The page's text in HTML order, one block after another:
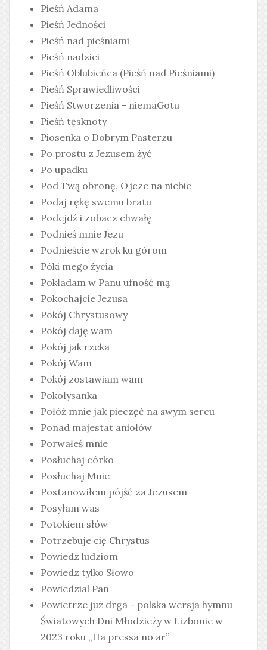
Pieśń Adama
Pieśń Jedności
Pieśń nad pieśniami
Pieśń nadziei
Pieśń Oblubieńca (Pieśń nad Pieśniami)
Pieśń Sprawiedliwości
Pieśń Stworzenia - niemaGotu
Pieśń tęsknoty
Piosenka o Dobrym Pasterzu
Po prostu z Jezusem żyć
Po upadku
Pod Twą obronę, Ojcze na niebie
Podaj rękę swemu bratu
Podejdź i zobacz chwałę
Podnieś mnie Jezu
Podnieście wzrok ku górom
Póki mego życia
Pokładam w Panu ufność mą
Pokochajcie Jezusa
Pokój Chrystusowy
Pokój daję wam
Pokój jak rzeka
Pokój Wam
Pokój zostawiam wam
Pokołysanka
Połóż mnie jak pieczęć na swym sercu
Ponad majestat aniołów
Porwałeś mnie
Posłuchaj córko
Posłuchaj Mnie
Postanowiłem pójść za Jezusem
Posyłam was
Potokiem słów
Potrzebuje cię Chrystus
Powiedz ludziom
Powiedz tylko Słowo
Powiedzial Pan
Powietrze już drga - polska wersja hymnu
Światowych Dni Młodzieży w Lizbonie w
2023 roku „Ha pressa no ar”